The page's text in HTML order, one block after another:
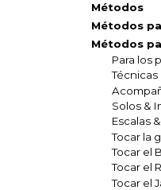
Métodos
Métodos
Métodos
Para los
Solos &
Escalas
Tocar la
Tocar el
Tocar el
Tocar el